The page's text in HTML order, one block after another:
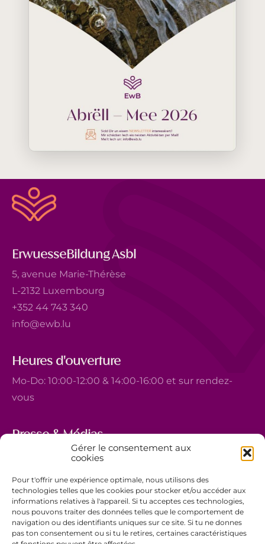
Gérer le consentement aux
cookies
Pour t'offrir une expérience optimale, nous utilisons des
technologies telles que les cookies pour stocker et/ou accéder aux
informations relatives à l'appareil. Si tu acceptes ces technologies,
nous pouvons traiter des données telles que le comportement de
navigation ou des identifiants uniques sur ce site. Si tu ne donnes
pas ton consentement ou si tu le retires, certaines caractéristiques
ErwuesseBildung Asbl
5, avenue Marie-Thérèse
L-2132 Luxembourg
+352 44 743 340
info@ewb.lu
Heures d'ouverture
Mo-Do: 10:00-12:00 & 14:00-16:00 et sur rendez-
vous
Presse & Médias
5, avenue Marie-Thérèse
+352 44 743 340
comm@ewb.lu
Faire un don